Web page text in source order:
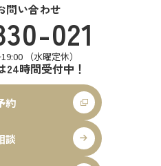
問い合わせ
021
（水曜定休）
24時間受付中！
約
談